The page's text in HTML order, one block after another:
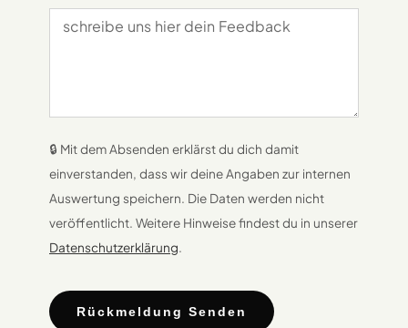
🔒 Mit dem Absenden erklärst du dich damit
einverstanden, dass wir deine Angaben zur internen
Auswertung speichern. Die Daten werden nicht
veröffentlicht. Weitere Hinweise findest du in unserer
Datenschutzerklärung.
Rückmeldung Senden